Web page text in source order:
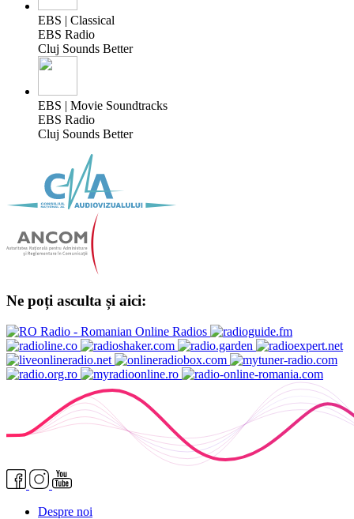
EBS | Classical
EBS Radio
Cluj Sounds Better
EBS | Movie Soundtracks
EBS Radio
Cluj Sounds Better
Ne poți asculta și aici:
Despre noi